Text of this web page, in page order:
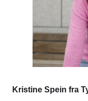
Kristine Spein fra